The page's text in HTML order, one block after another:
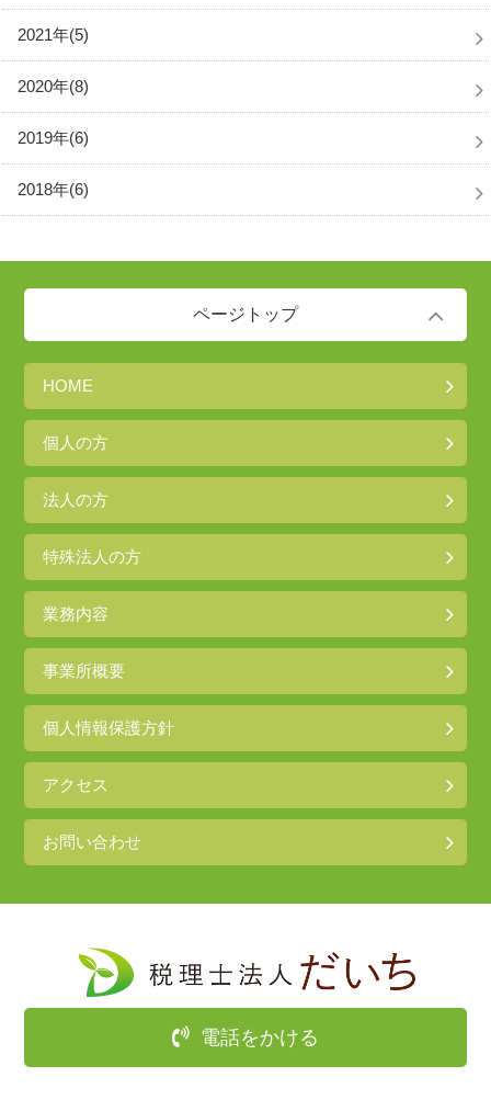
2021年(5)
2020年(8)
2019年(6)
2018年(6)
ページトップ
HOME
個人の方
法人の方
特殊法人の方
業務内容
事業所概要
個人情報保護方針
アクセス
お問い合わせ
電話をかける